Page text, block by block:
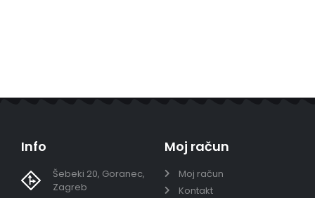
Info
Šebeki 20, Goranec,
Zagreb
Moj račun
Moj račun
Kontakt